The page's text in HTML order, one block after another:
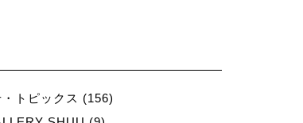
トピックス (156)